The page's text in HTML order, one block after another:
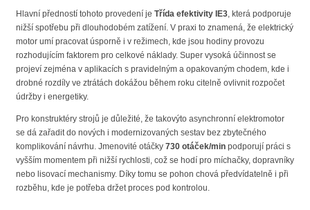
Hlavní předností tohoto provedení je Třída efektivity IE3 , která podporuje
nižší spotřebu při dlouhodobém zatížení. V praxi to znamená, že elektrický
motor umí pracovat úsporně i v režimech, kde jsou hodiny provozu
rozhodujícím faktorem pro celkové náklady. Super vysoká účinnost se
projeví zejména v aplikacích s pravidelným a opakovaným chodem, kde i
drobné rozdíly ve ztrátách dokážou během roku citelně ovlivnit rozpočet
údržby i energetiky.
Pro konstruktéry strojů je důležité, že takovýto asynchronní elektromotor
se dá zařadit do nových i modernizovaných sestav bez zbytečného
komplikování návrhu. Jmenovité otáčky 730 otáček/min podporují práci s
vyšším momentem při nižší rychlosti, což se hodí pro míchačky, dopravníky
nebo lisovací mechanismy. Díky tomu se pohon chová předvídatelně i při
rozběhu, kde je potřeba držet proces pod kontrolou.